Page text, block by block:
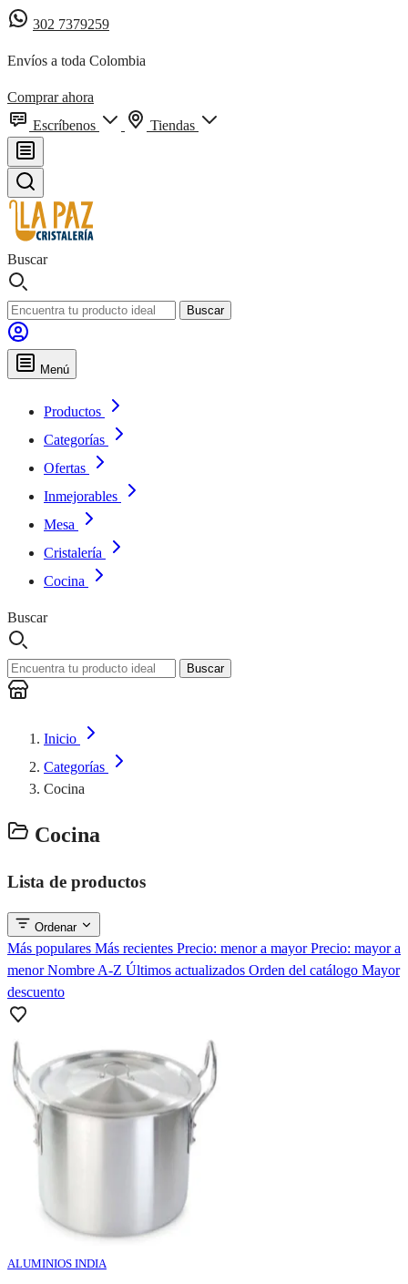
302 7379259
Envíos a toda Colombia
Comprar ahora
Escríbenos
Tiendas
Buscar
Buscar
Menú
Productos
Categorías
Ofertas
Inmejorables
Mesa
Cristalería
Cocina
Buscar
Buscar
Inicio
Categorías
Cocina
Cocina
Lista de productos
Ordenar
Más populares Más recientes Precio: menor a mayorPrecio: mayor a
menorNombre A-Z Últimos actualizados Orden del catálogo Mayor
descuento
ALUMINIOS INDIA